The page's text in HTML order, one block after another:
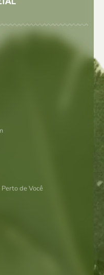
de Você